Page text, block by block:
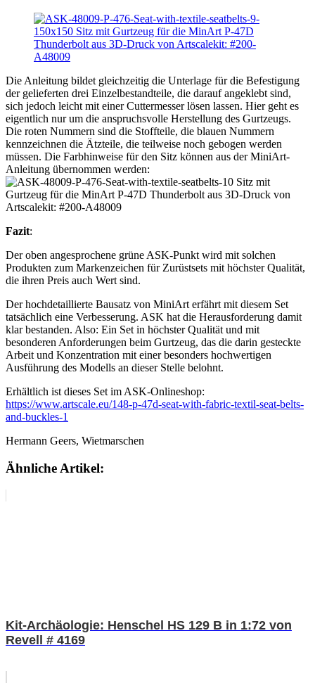
Die Anleitung bildet gleichzeitig die Unterlage für die Befestigung
der gelieferten drei Einzelbestandteile, die darauf angeklebt sind,
sich jedoch leicht mit einer Cuttermesser lösen lassen. Hier geht es
eigentlich nur um die anspruchsvolle Herstellung des Gurtzeugs.
Die roten Nummern sind die Stoffteile, die blauen Nummern
kennzeichnen die Ätzteile, die teilweise noch gebogen werden
müssen. Die Farbhinweise für den Sitz können aus der MiniArt-
Anleitung übernommen werden:
Fazit:
Der oben angesprochene grüne ASK-Punkt wird mit solchen
Produkten zum Markenzeichen für Zurüstsets mit höchster Qualität,
die ihren Preis auch Wert sind.
Der hochdetaillierte Bausatz von MiniArt erfährt mit diesem Set
tatsächlich eine Verbesserung. ASK hat die Herausforderung damit
klar bestanden. Also: Ein Set in höchster Qualität und mit
besonderen Anforderungen beim Gurtzeug, das die darin gesteckte
Arbeit und Konzentration mit einer besonders hochwertigen
Ausführung des Modells an dieser Stelle belohnt.
Erhältlich ist dieses Set im ASK-Onlineshop:
https://www.artscale.eu/148-p-47d-seat-with-fabric-textil-seat-belts-
and-buckles-1
Hermann Geers, Wietmarschen
Ähnliche Artikel:
Kit-Archäologie: Henschel HS 129 B in 1:72 von
Revell # 4169